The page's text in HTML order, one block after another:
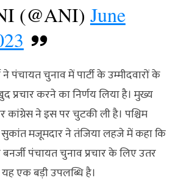
(@ANI) June
ने पंचायत चुनाव में पार्टी के उम्मीदवारों के
करने का निर्णय लिया है। मुख्य
कांग्रेस ने इस पर चुटकी ली है। पश्चिम
सुकांत मजूमदार ने तंजिया लहजे में कहा कि
पंचायत चुनाव प्रचार के लिए उतर
एक बड़ी उपलब्धि है।